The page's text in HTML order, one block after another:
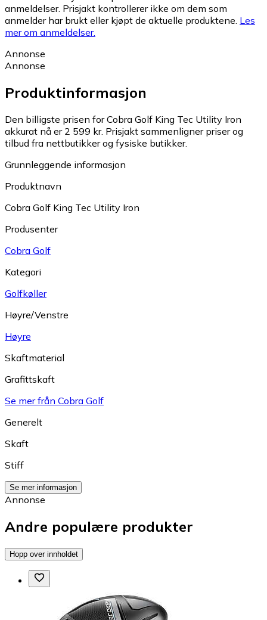
anmeldelser. Prisjakt kontrollerer ikke om dem som
anmelder har brukt eller kjøpt de aktuelle produktene. Les
mer om anmeldelser.
Annonse
Annonse
Produktinformasjon
Den billigste prisen for Cobra Golf King Tec Utility Iron
akkurat nå er 2 599 kr. Prisjakt sammenligner priser og
tilbud fra nettbutikker og fysiske butikker.
Grunnleggende informasjon
Produktnavn
Cobra Golf King Tec Utility Iron
Produsenter
Cobra Golf
Kategori
Golfkøller
Høyre/Venstre
Høyre
Skaftmaterial
Grafittskaft
Se mer från Cobra Golf
Generelt
Skaft
Stiff
Se mer informasjon
Annonse
Andre populære produkter
Hopp over innholdet